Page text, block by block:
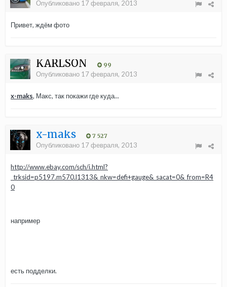
Опубликовано 17 февраля, 2013
Привет, ждём фото
KARLSON 99
Опубликовано 17 февраля, 2013
x-maks, Макс, так покажи где куда...
x-maks 7 527
Опубликовано 17 февраля, 2013
http://www.ebay.com/sch/i.html?
_trksid=p5197.m570.l1313&_nkw=defi+gauge&_sacat=0&_from=R4
0
например
есть подделки.